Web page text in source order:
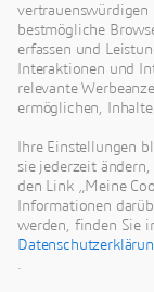
vertrauenswürdigen
bestmögliche
erfassen und
Interaktionen und
relevante
ermöglichen,
Ihre Einstellungen
sie jederzeit
den Link „Meine
Informationen
werden, finden Sie
.